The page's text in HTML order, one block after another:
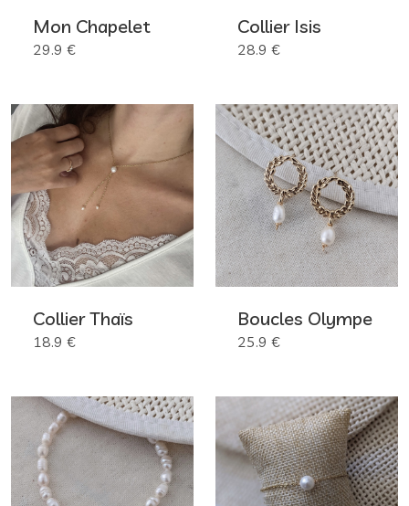
Mon Chapelet
29.9 €
Collier Isis
28.9 €
Collier Thaïs
18.9 €
Boucles Olympe
25.9 €